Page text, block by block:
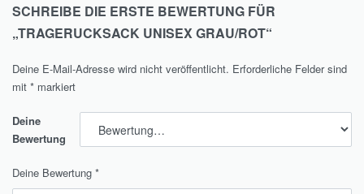
SCHREIBE DIE ERSTE BEWERTUNG FÜR
„TRAGERUCKSACK UNISEX GRAU/ROT“
Deine E-Mail-Adresse wird nicht veröffentlicht. Erforderliche Felder sind
mit * markiert
Deine
Bewertung
Deine Bewertung *